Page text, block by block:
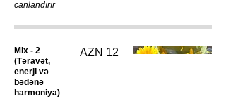
Mix - 2
(Təravət,
enerji və
bədənə
harmoniya)
AZN 12